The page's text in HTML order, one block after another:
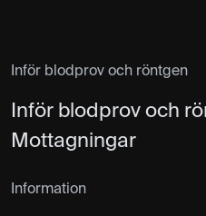
Inför blodprov och röntgen
Inför blodprov och
Mottagningar
Information